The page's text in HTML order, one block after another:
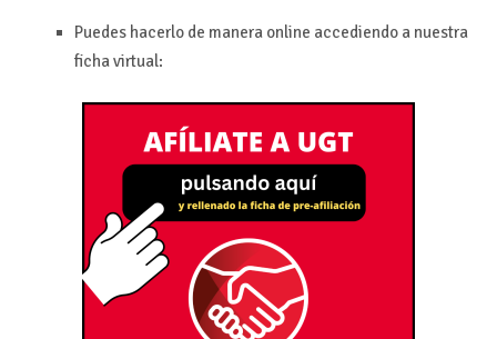
Puedes hacerlo de manera online accediendo a nuestra
ficha virtual: